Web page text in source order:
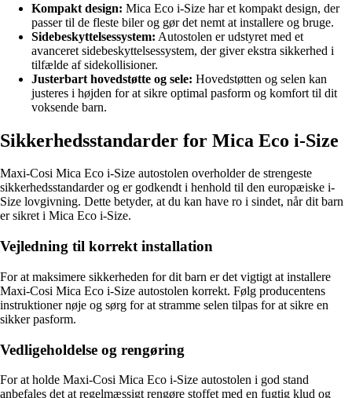
Kompakt design: Mica Eco i-Size har et kompakt design, der
passer til de fleste biler og gør det nemt at installere og bruge.
Sidebeskyttelsessystem: Autostolen er udstyret med et
avanceret sidebeskyttelsessystem, der giver ekstra sikkerhed i
tilfælde af sidekollisioner.
Justerbart hovedstøtte og sele: Hovedstøtten og selen kan
justeres i højden for at sikre optimal pasform og komfort til dit
voksende barn.
Sikkerhedsstandarder for Mica Eco i-Size
Maxi-Cosi Mica Eco i-Size autostolen overholder de strengeste
sikkerhedsstandarder og er godkendt i henhold til den europæiske i-
Size lovgivning. Dette betyder, at du kan have ro i sindet, når dit barn
er sikret i Mica Eco i-Size.
Vejledning til korrekt installation
For at maksimere sikkerheden for dit barn er det vigtigt at installere
Maxi-Cosi Mica Eco i-Size autostolen korrekt. Følg producentens
instruktioner nøje og sørg for at stramme selen tilpas for at sikre en
sikker pasform.
Vedligeholdelse og rengøring
For at holde Maxi-Cosi Mica Eco i-Size autostolen i god stand
anbefales det at regelmæssigt rengøre stoffet med en fugtig klud og